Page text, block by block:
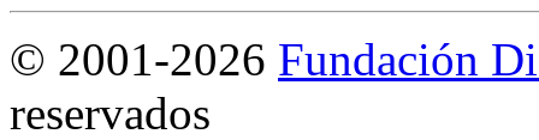
© 2001-2026 Fundación
reservados